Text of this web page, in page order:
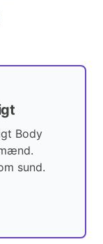
Body
sund.